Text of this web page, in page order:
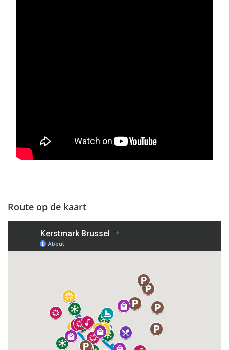
Route op de kaart